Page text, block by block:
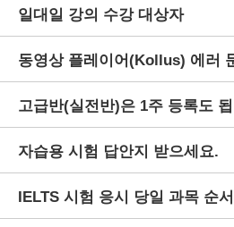
일대일 강의 수강 대상자
동영상 플레이어(Kollus) 에러
고급반(실전반)은 1주 등록도
자습용 시험 답안지 받으세요.
IELTS 시험 응시 당일 과목 순서